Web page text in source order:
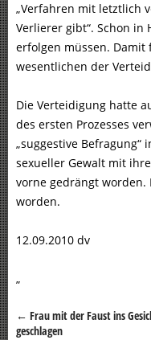
„Verfahren mit letztlich
Verlierer gibt“. Schon in
erfolgen müssen. Damit
wesentlichen der
Die Verteidigung hatte
des ersten Prozesses
„suggestive
sexueller Gewalt mit
vorne gedrängt
worden.
12.09.2010 dv
„
Beitragsnavigation
← Frau mit der Faust ins
geschlagen